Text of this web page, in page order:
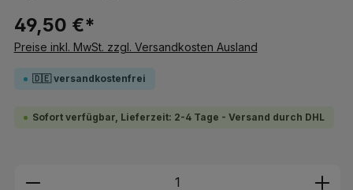
49,50 €*
Preise inkl. MwSt. zzgl. Versandkosten Ausland
🇩🇪 versandkostenfrei
Sofort verfügbar, Lieferzeit: 2-4 Tage - Versand durch DHL
Produkt Anzahl: Gib den